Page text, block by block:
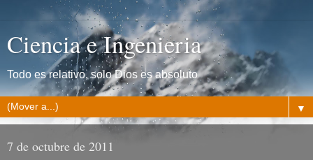
Ciencia e Ingenieria
Todo es relativo, solo Dios es absoluto
▼
7 de octubre de 2011